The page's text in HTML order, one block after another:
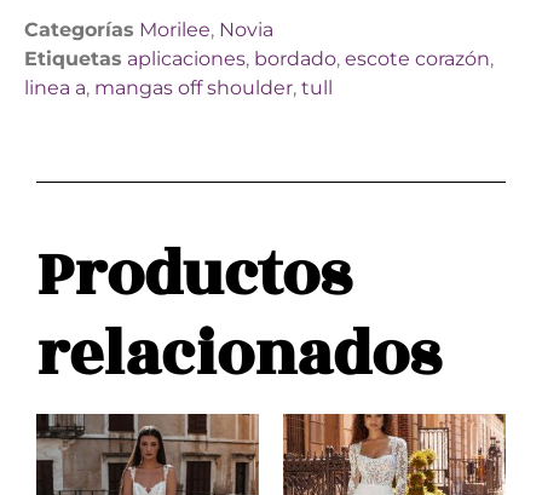
Categorías Morilee, Novia
Etiquetas aplicaciones, bordado, escote corazón,
linea a, mangas off shoulder, tull
Productos
relacionados